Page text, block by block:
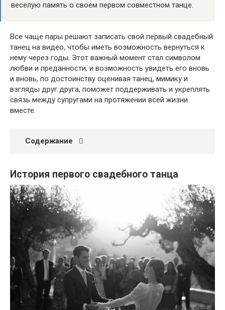
веселую память о своем первом совместном танце.
Все чаще пары решают записать свой первый свадебный
танец на видео, чтобы иметь возможность вернуться к
нему через годы. Этот важный момент стал символом
любви и преданности, и возможность увидеть его вновь
и вновь, по достоинству оценивая танец, мимику и
взгляды друг друга, поможет поддерживать и укреплять
связь между супругами на протяжении всей жизни
вместе.
Содержание
История первого свадебного танца